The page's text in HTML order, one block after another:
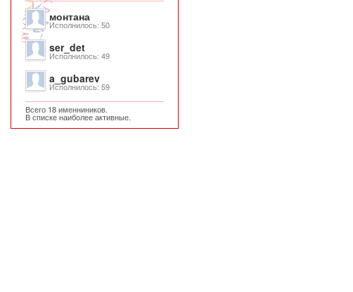
монтана
Исполнилось: 50
ser_det
Исполнилось: 49
a_gubarev
Исполнилось: 59
Всего 18 именниников.
В списке наиболее активные.